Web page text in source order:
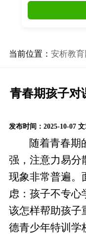
当前位置： 安析教育
青春期孩子对
发布时间：2025-10-07
随着青春期
强，注意力易分
现象非常普遍。
虑：孩子不专心
该怎样帮助孩子
德青少年特训学